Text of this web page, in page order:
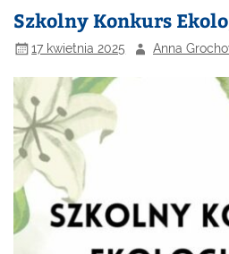
Szkolny Konkurs
17 kwietnia 2025 Anna